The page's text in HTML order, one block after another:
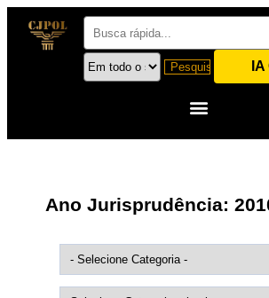
Ano Jurisprudência: